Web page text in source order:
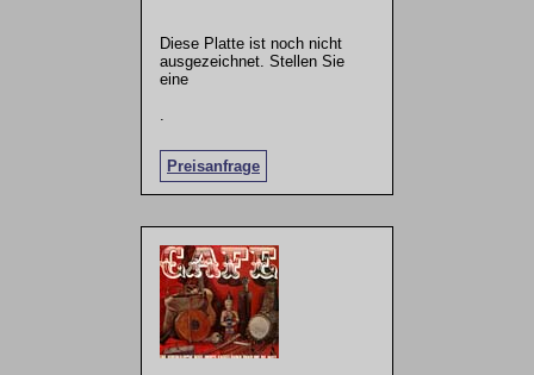
Diese Platte ist noch nicht
ausgezeichnet. Stellen Sie
eine
Preisanfrage